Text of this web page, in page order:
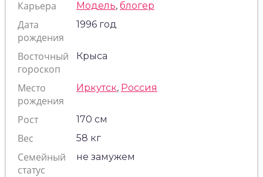
Карьера Модель, блогер
Дата
рождения
1996 год
Восточный
гороскоп
Крыса
Место
рождения
Иркутск, Россия
Рост 170 см
Вес 58 кг
Семейный
статус
не замужем